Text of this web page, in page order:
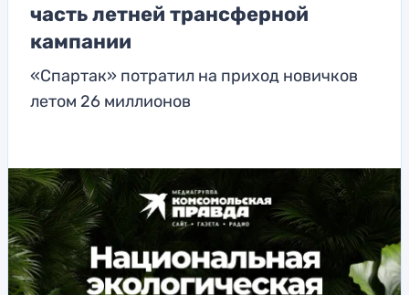
часть летней трансферной
кампании
«Спартак» потратил на приход новичков
летом 26 миллионов